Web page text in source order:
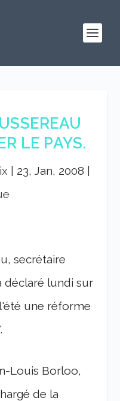
LE PAYS.
23, Jan, 2008
secrétaire
déclaré lundi sur
une réforme
Louis Borloo,
de la